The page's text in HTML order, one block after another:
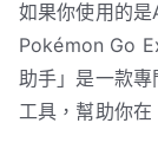
如果你使用的
Pokémon Go
助手」是一款
工具，幫助你